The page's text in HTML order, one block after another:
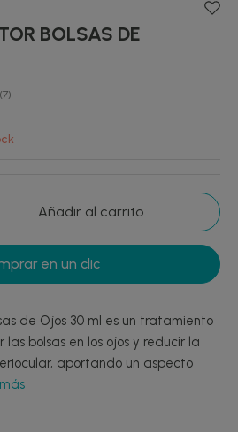
BOLSAS DE
(7)
Añadir al carrito
en un clic
de Ojos 30 ml es un tratamiento
bolsas en los ojos y reducir la
aportando un aspecto